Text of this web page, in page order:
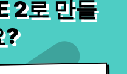
2로 만들
?